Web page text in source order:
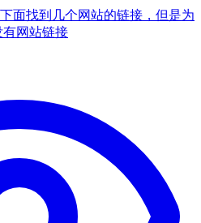
面找到几个网站的链接，但是为
有网站链接